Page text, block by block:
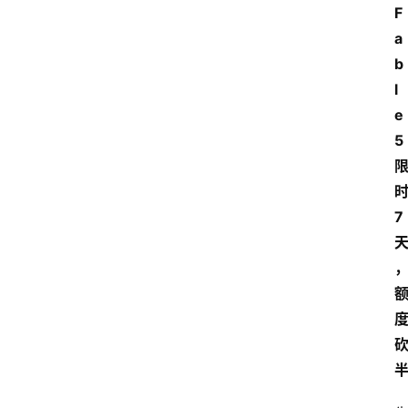
F
a
b
l
e
5
限
时
7
天
，
额
度
砍
半